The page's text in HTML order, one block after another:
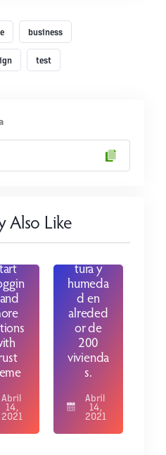
business
test
Also Like
Abril
14,
2021
aplicará
encuest
evaluaci
tura y
humeda
d en
alreded
or de
200
vivienda
s.
Abril
14,
2021